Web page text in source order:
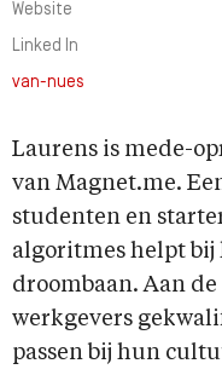
Website
Linked In
van-nues
Laurens is mede-
van Magnet.me.
studenten en
algoritmes helpt
droombaan. Aan
werkgevers
passen bij hun